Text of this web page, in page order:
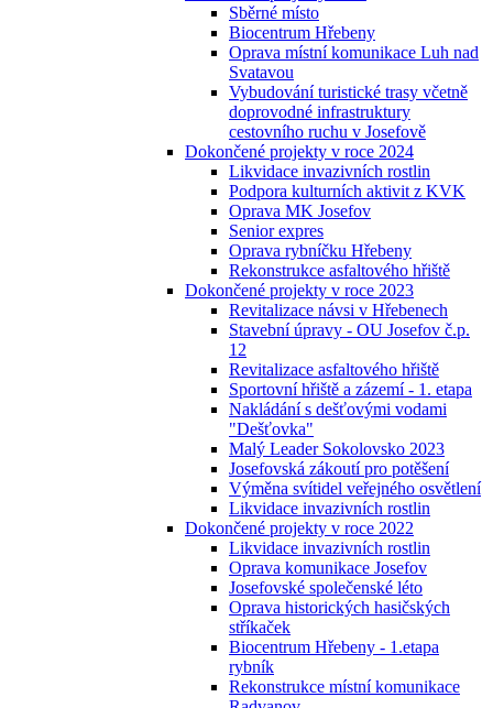
Sběrné místo
Biocentrum Hřebeny
Oprava místní komunikace Luh nad
Svatavou
Vybudování turistické trasy včetně
doprovodné infrastruktury
cestovního ruchu v Josefově
Dokončené projekty v roce 2024
Likvidace invazivních rostlin
Podpora kulturních aktivit z KVK
Oprava MK Josefov
Senior expres
Oprava rybníčku Hřebeny
Rekonstrukce asfaltového hřiště
Dokončené projekty v roce 2023
Revitalizace návsi v Hřebenech
Stavební úpravy - OU Josefov č.p.
12
Revitalizace asfaltového hřiště
Sportovní hřiště a zázemí - 1. etapa
Nakládání s dešťovými vodami
"Dešťovka"
Malý Leader Sokolovsko 2023
Josefovská zákoutí pro potěšení
Výměna svítidel veřejného osvětlení
Likvidace invazivních rostlin
Dokončené projekty v roce 2022
Likvidace invazivních rostlin
Oprava komunikace Josefov
Josefovské společenské léto
Oprava historických hasičských
stříkaček
Biocentrum Hřebeny - 1.etapa
rybník
Rekonstrukce místní komunikace